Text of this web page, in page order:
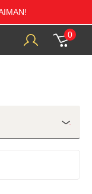
0